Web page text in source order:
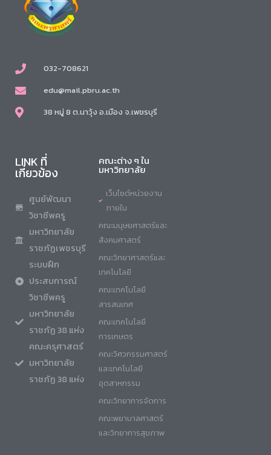
032-708621
edu@mail.pbru.ac.th
38 หมู่ 8 ต.นาวุ้ง อ.เมือง จ.เพชรบุรี
LINK ที่
เกี่ยวข้อง
ศูนย์พัฒนา
วิชาชีพครู
มหาวิทยาลัย
ราชภัฏเพชรบุรี
ระบบฝึก
ประสบการณ์
วิชาชีพครู
มหาวิทยาลัย
ราชภัฏ 38 แห่ง
คณะครุศาสตร์
มหาวิทยาลัย
ราชภัฏ 38 แห่ง
คณะต่าง ๆ ใน
มหาวิทยาลัย
เว็บไซต์หน่วยงาน
ภายใน
คณะมนุษยศาสตร์และ
สังคมศาสตร์
คณะวิทยาศาสตร์และ
เทคโนโลยี
คณะเทคโนโลยี
สารสนเทศ
คณะเทคโนโลยี
การเกษตร
คณะวิศวกรรมศาสตร์
และเทคโนโลยี
อุตสาหกรรม
คณะวิทยาการจัดการ
คณะพยาบาลศาสตร์
และวิทยาการสุขภาพ